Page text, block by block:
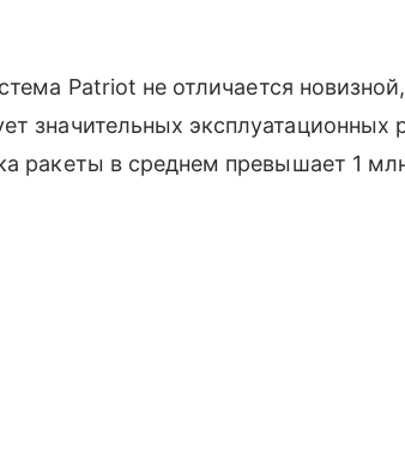
Patriot не отличается
значительных эксплуатационных
ракеты в среднем превышает 1